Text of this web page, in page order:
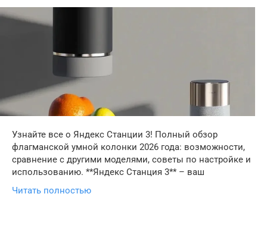
Узнайте все о Яндекс Станции 3! Полный обзор
флагманской умной колонки 2026 года: возможности,
сравнение с другими моделями, советы по настройке и
использованию. **Яндекс Станция 3** – ваш
Читать полностью